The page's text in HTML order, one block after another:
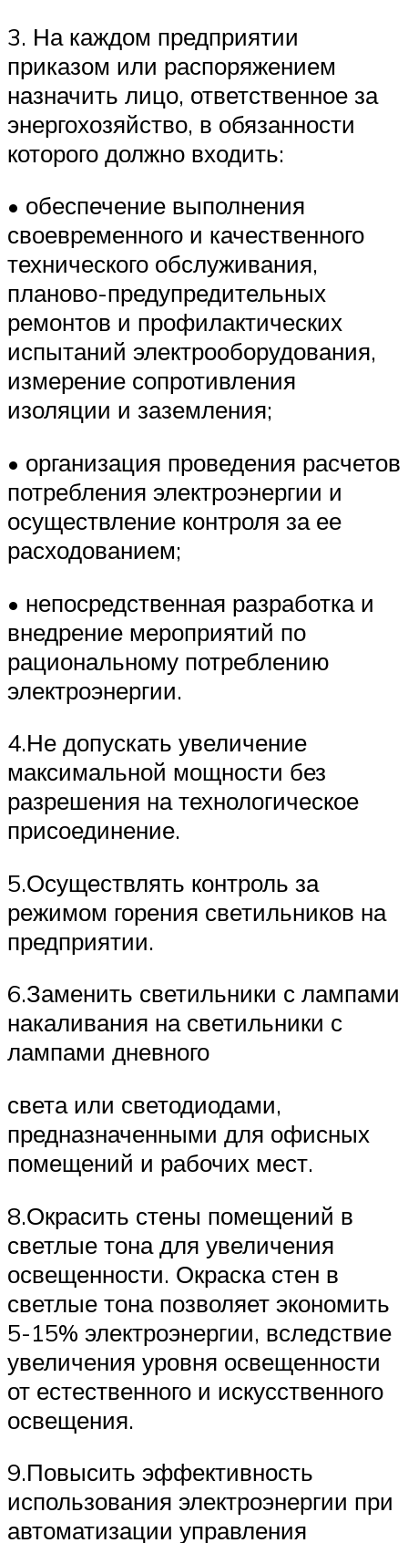
3. На каждом предприятии
приказом или распоряжением
назначить лицо, ответственное за
энергохозяйство, в обязанности
которого должно входить:
• обеспечение выполнения
своевременного и качественного
технического обслуживания,
планово-предупредительных
ремонтов и профилактических
испытаний электрооборудования,
измерение сопротивления
изоляции и заземления;
• организация проведения расчетов
потребления электроэнергии и
осуществление контроля за ее
расходованием;
• непосредственная разработка и
внедрение мероприятий по
рациональному потреблению
электроэнергии.
4.Не допускать увеличение
максимальной мощности без
разрешения на технологическое
присоединение.
5.Осуществлять контроль за
режимом горения светильников на
предприятии.
6.Заменить светильники с лампами
накаливания на светильники с
лампами дневного
света или светодиодами,
предназначенными для офисных
помещений и рабочих мест.
8.Окрасить стены помещений в
светлые тона для увеличения
освещенности. Окраска стен в
светлые тона позволяет экономить
5-15% электроэнергии, вследствие
увеличения уровня освещенности
от естественного и искусственного
освещения.
9.Повысить эффективность
использования электроэнергии при
автоматизации управления